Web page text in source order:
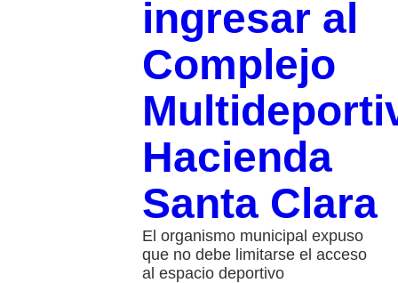
ingresar al
Complejo
Hacienda
Santa Clara
El organismo municipal expuso
que no debe limitarse el acceso
al espacio deportivo